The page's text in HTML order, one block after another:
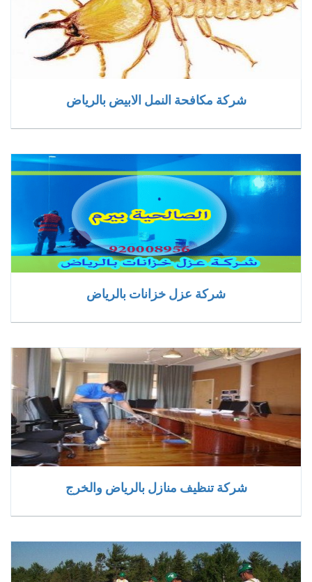
شركة مكافحة النمل الابيض بالرياض
شركة عزل خزانات بالرياض
شركة تنظيف منازل بالرياض والخرج